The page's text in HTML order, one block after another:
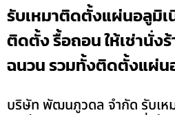
รับเหมาติดตั้งแผ่นอลูมิเ
ติดตั้ง รื้อถอน ให้เช่านั่ง
ฉนวน รวมทั้งติดตั้งแผ่น
บริษัท พัฒนภูวดล จำกัด รับเ